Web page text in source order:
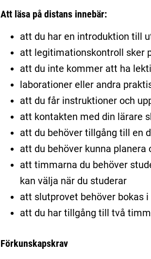
Att läsa på distans innebär:
att du har en introduktion till
att legitimationskontroll sker
att du inte kommer att ha
laborationer eller andra
att du får instruktioner och
att kontakten med din lärare
att du behöver tillgång till en
att du behöver kunna
att timmarna du behöver
kan välja när du studerar
att slutprovet behöver bokas
att du har tillgång till två
Förkunskapskrav